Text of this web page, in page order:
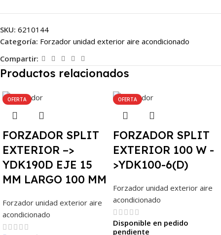
SKU: 6210144
Categoría: Forzador unidad exterior aire acondicionado
Compartir:
Productos relacionados
OFERTA
FORZADOR SPLIT
EXTERIOR –>
YDK190D EJE 15
MM LARGO 100 MM
Forzador unidad exterior aire
acondicionado
OFERTA
FORZADOR SPLIT
EXTERIOR 100 W -
>YDK100-6(D)
Forzador unidad exterior aire
acondicionado
Disponible en pedido
pendiente